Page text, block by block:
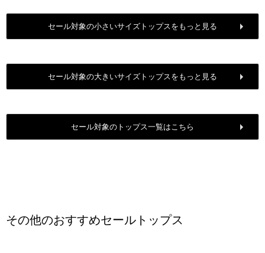
セール対象の小さいサイズトップスをもっと見る
セール対象の大きいサイズトップスをもっと見る
セール対象のトップス一覧はこちら
その他のおすすめセールトップス